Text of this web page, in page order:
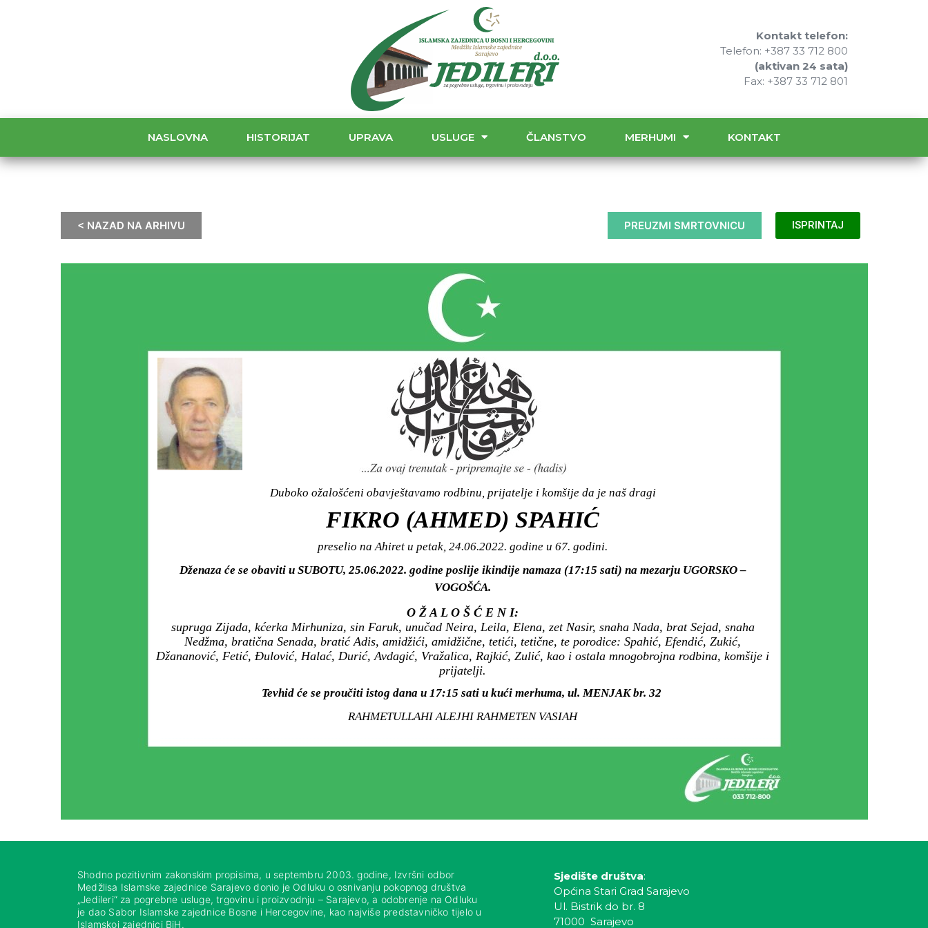
Kontakt telefon:
Telefon: +387 33 712 800
(aktivan 24 sata)
Fax: +387 33 712 801
NASLOVNA HISTORIJAT UPRAVA USLUGE ČLANSTVO MERHUMI KONTAKT
< NAZAD NA ARHIVU PREUZMI SMRTOVNICU ISPRINTAJ
Duboko ožalošćeni obavještavamo rodbinu, prijatelje i komšije da je naš dragi
FIKRO (AHMED) SPAHIĆ
preselio na Ahiret u petak, 24.06.2022. godine u 67. godini.
Dženaza će se obaviti u SUBOTU, 25.06.2022. godine poslije ikindije namaza (17:15 sati) na mezarju UGORSKO –
VOGOŠĆA.
O Ž A L O Š Ć E N I:
supruga Zijada, kćerka Mirhuniza, sin Faruk, unučad Neira, Leila, Elena, zet Nasir, snaha Nada, brat Sejad, snaha
Nedžma, bratična Senada, bratić Adis, amidžići, amidžične, tetići, tetične, te porodice: Spahić, Efendić, Zukić,
Džananović, Fetić, Đulović, Halać, Durić, Avdagić, Vražalica, Rajkić, Zulić, kao i ostala mnogobrojna rodbina, komšije i
prijatelji.
Tevhid će se proučiti istog dana u 17:15 sati u kući merhuma, ul. MENJAK br. 32
RAHMETULLAHI ALEJHI RAHMETEN VASIAH
Shodno pozitivnim zakonskim propisima, u septembru 2003. godine, Izvršni odbor
Medžlisa Islamske zajednice Sarajevo donio je Odluku o osnivanju pokopnog društva
„Jedileri“ za pogrebne usluge, trgovinu i proizvodnju – Sarajevo, a odobrenje na Odluku
je dao Sabor Islamske zajednice Bosne i Hercegovine, kao najviše predstavničko tijelo u
Islamskoj zajednici BiH.
Sjedište društva:
Općina Stari Grad Sarajevo
Ul. Bistrik do br. 8
71000 Sarajevo